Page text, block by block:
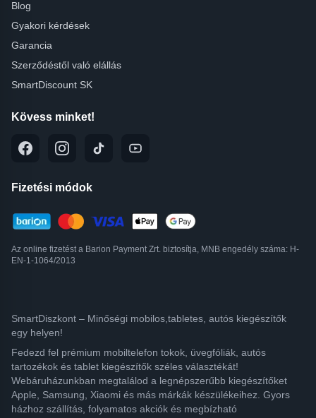
Blog
Gyakori kérdések
Garancia
Szerződéstől való elállás
SmartDiscount SK
Kövess minket!
Fizetési módok
Az online fizetést a Barion Payment Zrt. biztosítja, MNB engedély száma: H-
EN-1-1064/2013
SmartDiszkont – Minőségi mobilos,tabletes, autós kiegészítők
egy helyen!
Fedezd fel prémium mobiltelefon tokok, üvegfóliák, autós
tartozékok és tablet kiegészítők széles választékát!
Webáruházunkban megtalálod a legnépszerűbb kiegészítőket
Apple, Samsung, Xiaomi és más márkák készülékeihez. Gyors
házhoz szállítás, folyamatos akciók és megbízható